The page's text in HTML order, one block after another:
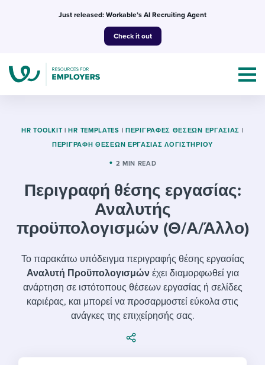
Just released: Workable’s AI Recruiting Agent
Check it out
Topics
I NEED HELP WITH...
Evaluating candidates
Working together with others
Maintaining hiring pipelines
Templates & Guides
Job description templates
Interview question templates
Policy templates
I’m a jobseeker
I WANT TO LEARN ABOUT...
Applying for a job
Interview process
Pay & benefits
Workable customer stories
Explore Workable
HR TOOLKIT | HR TEMPLATES | ΠΕΡΙΓΡΑΦΈΣ ΘΈΣΕΩΝ ΕΡΓΑΣΊΑΣ |
ΠΕΡΙΓΡΑΦΉ ΘΈΣΕΩΝ ΕΡΓΑΣΊΑΣ ΛΟΓΙΣΤΗΡΊΟΥ
2 MIN READ
Περιγραφή θέσης εργασίας:
Αναλυτής
προϋπολογισμών (Θ/Α/Άλλο)
Το παρακάτω υπόδειγμα περιγραφής θέσης εργασίας
Αναλυτή Προϋπολογισμώνέχει διαμορφωθεί για
ανάρτηση σε ιστότοπους θέσεων εργασίας ή σελίδες
καριέρας, και μπορεί να προσαρμοστεί εύκολα στις
ανάγκες της επιχείρησής σας.